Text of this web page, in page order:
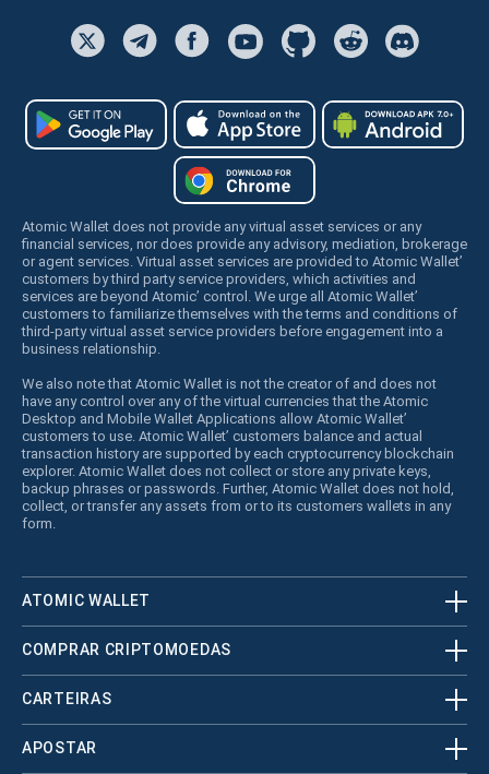
Atomic Wallet does not provide any virtual asset services or any
financial services, nor does provide any advisory, mediation, brokerage
or agent services. Virtual asset services are provided to Atomic Wallet’
customers by third party service providers, which activities and
services are beyond Atomic’ control. We urge all Atomic Wallet’
customers to familiarize themselves with the terms and conditions of
third-party virtual asset service providers before engagement into a
business relationship.
We also note that Atomic Wallet is not the creator of and does not
have any control over any of the virtual currencies that the Atomic
Desktop and Mobile Wallet Applications allow Atomic Wallet’
customers to use. Atomic Wallet’ customers balance and actual
transaction history are supported by each cryptocurrency blockchain
explorer. Atomic Wallet does not collect or store any private keys,
backup phrases or passwords. Further, Atomic Wallet does not hold,
collect, or transfer any assets from or to its customers wallets in any
form.
ATOMIC WALLET
COMPRAR CRIPTOMOEDAS
CARTEIRAS
APOSTAR